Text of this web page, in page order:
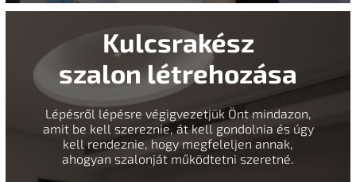
Kulcsrakész
szalon létrehozása
Lépésről lépésre végigvezetjük Önt mindazon,
amit be kell szereznie, át kell gondolnia és úgy
kell rendeznie, hogy megfeleljen annak,
ahogyan szalonját működtetni szeretné.